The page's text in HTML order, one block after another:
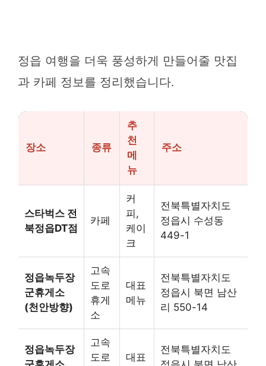
정읍 여행을 더욱 풍성하게 만들어줄 맛집
과 카페 정보를 정리했습니다.
장소 종류
추
천
메
뉴
주소
스타벅스 전
북정읍DT점
카페
커
피,
케이
크
전북특별자치도
정읍시 수성동
449-1
정읍녹두장
군휴게소
(천안방향)
고속
도로
휴게
소
대표
메뉴
전북특별자치도
정읍시 북면 남산
리 550-14
정읍녹두장
고속
도로
대표
전북특별자치도